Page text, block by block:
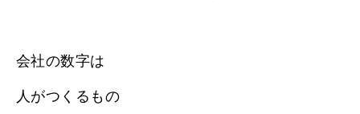
会社の数字は
人がつくるもの